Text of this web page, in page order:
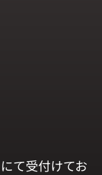
にて受付けてお